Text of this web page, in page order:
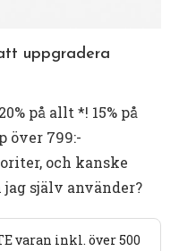
uppgradera
på allt *! 15% på
över 799:-
och kanske
jag själv använder?
varan inkl. över 500